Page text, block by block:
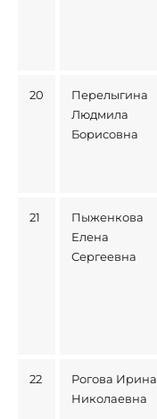
20
Перелыгина
Людмила
Борисовна
21
Пыженкова
Елена
Сергеевна
22
Рогова Ирина
Николаевна